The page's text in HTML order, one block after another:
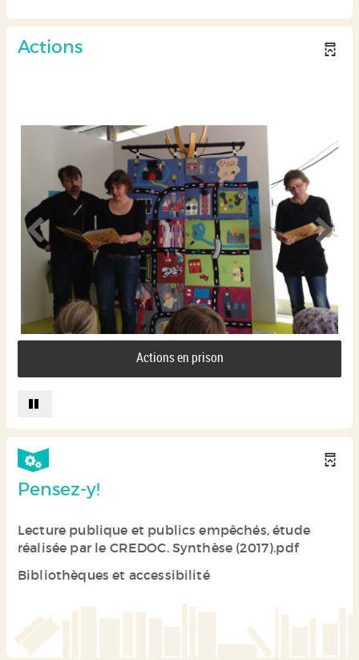
Actions
Actions en prison
Pensez-y!
Lecture publique et publics empêchés, étude
réalisée par le CREDOC. Synthèse (2017).pdf
Bibliothèques et accessibilité